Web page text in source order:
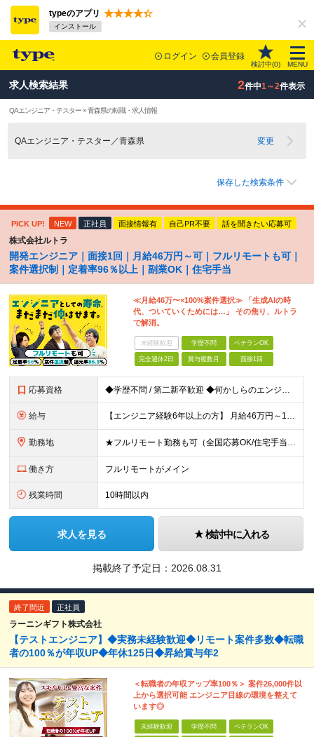
typeのアプリ
インストール
ログイン 会員登録
検討中(0) MENU
求人検索結果 2件中1～2件表示
QAエンジニア・テスター × 青森県の転職・求人情報
QAエンジニア・テスター／青森県 変更
保存した検索条件
PICK UP! NEW 正社員 面接情報有 自己PR不要 話を聞きたい応募可
株式会社ルトラ
開発エンジニア｜面接1回｜月給46万円～可｜フルリモートも可｜
案件選択制｜定着率96％以上｜副業OK｜住宅手当
≪月給46万〜×100%案件選択≫ 「生成AIの時
代、ついていくためには…」 その焦り、ルトラ
で解消。
未経験歓迎 学歴不問 ベテランOK
完全週休2日 賞与複数月 面接1回
応募資格 ◆学歴不問 / 第二新卒歓迎 ◆何かしらのエンジニア経験をお持ちの方 （言語・期間・フェーズ不問） 経験浅めの方も遠慮なくご応募ください！ ■入社前Q＆A ────── ◎実力に見合った報酬が手に
給与 【エンジニア経験6年以上の方】 月給46万円～100万円（固定残業代含む） ※上記月給には月30時間分の固定残業代（月8万7,400円～月19万円）を含む。超過分は全額支給。 【エンジニア経験4年以
勤務地 ★フルリモート勤務も可（全国応募OK/住宅手当を支給します） ※案件によって常駐が必要になる場合があります。 ※希望がない限り、転勤はありません ※U・Iターン歓迎 ★ルトラの社員は全国各地で活躍中
働き方 フルリモートがメイン
残業時間 10時間以内
求人を見る 検討中に入れる
掲載終了予定日： 2026.08.31
終了間近 正社員
ラーニンギフト株式会社
【テストエンジニア】◆実務未経験歓迎◆リモート案件多数◆転職
者の100％が年収UP◆年休125日◆昇給賞与年2
＜転職者の年収アップ率100％＞ 案件26,000件以
上から選択可能 エンジニア目線の環境を整えて
います◎
未経験歓迎 学歴不問 ベテランOK